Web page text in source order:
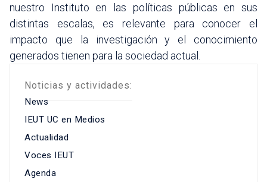
nuestro Instituto en las políticas públicas en sus
distintas escalas, es relevante para conocer el
impacto que la investigación y el conocimiento
generados tienen para la sociedad actual.
Noticias y actividades:
News
IEUT UC en Medios
Actualidad
Voces IEUT
Agenda